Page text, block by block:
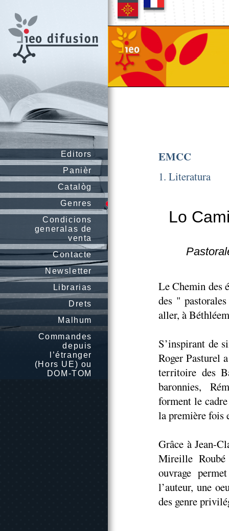
Editors
Panièr
Catalòg
Genres
Condicions
generalas de
venta
Contacte
Newsletter
Librarias
Drets
Malhum
Commandes
depuis
l’étranger
(Hors UE) ou
DOM-TOM
EMCC
1. Literatura
Lo
Le Chemin des
des "
aller, à
S’inspirant de
Roger Pasturel
territoire des
baronnies,
forment le
la première fois
Grâce à Jean-
Mireille
ouvrage
l’auteur, une
des genre